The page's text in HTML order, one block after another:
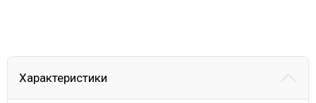
Характеристики